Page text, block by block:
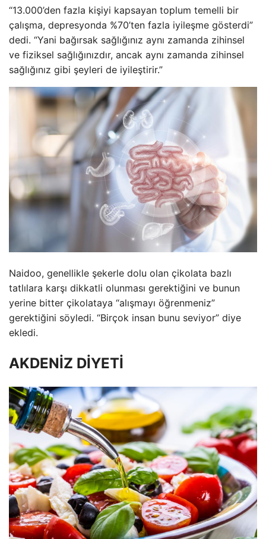
“13.000’den fazla kişiyi kapsayan toplum temelli bir
çalışma, depresyonda %70’ten fazla iyileşme gösterdi”
dedi. “Yani bağırsak sağlığınız aynı zamanda zihinsel
ve fiziksel sağlığınızdır, ancak aynı zamanda zihinsel
sağlığınız gibi şeyleri de iyileştirir.”
Naidoo, genellikle şekerle dolu olan çikolata bazlı
tatlılara karşı dikkatli olunması gerektiğini ve bunun
yerine bitter çikolataya “alışmayı öğrenmeniz”
gerektiğini söyledi. “Birçok insan bunu seviyor” diye
ekledi.
AKDENİZ DİYETİ